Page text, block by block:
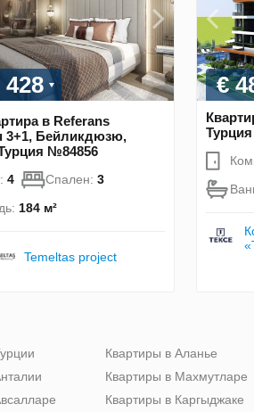
428
в Referans
3+1, Бейликдюзю,
№84856
4 Спален: 3
184 м²
Temeltas project
€
Квартиры в Аланье
Квартиры в Махмутларе
Квартиры в Каргыджаке